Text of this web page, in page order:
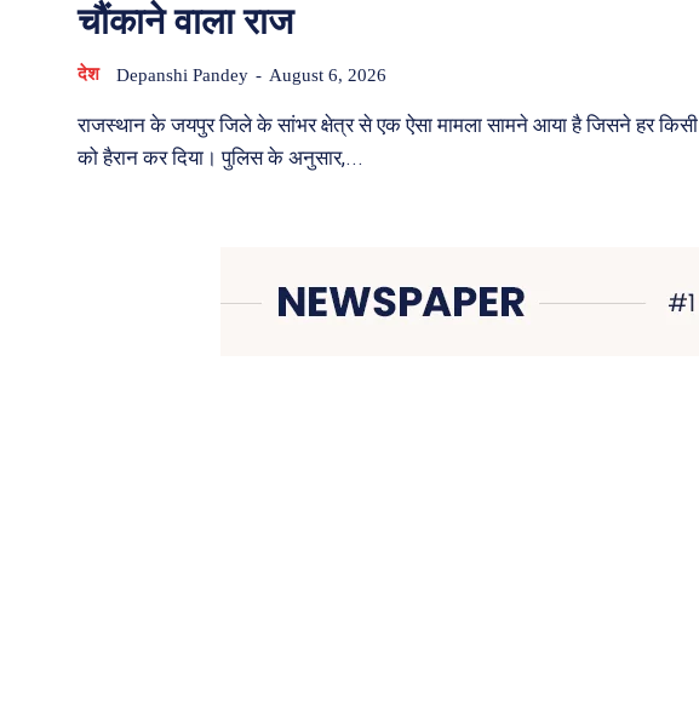
चौंकाने वाला राज
देश Depanshi Pandey - August 6, 2026
राजस्थान के जयपुर जिले के सांभर क्षेत्र से एक ऐसा मामला सामने आया है जिसने हर किसी
को हैरान कर दिया। पुलिस के अनुसार,...